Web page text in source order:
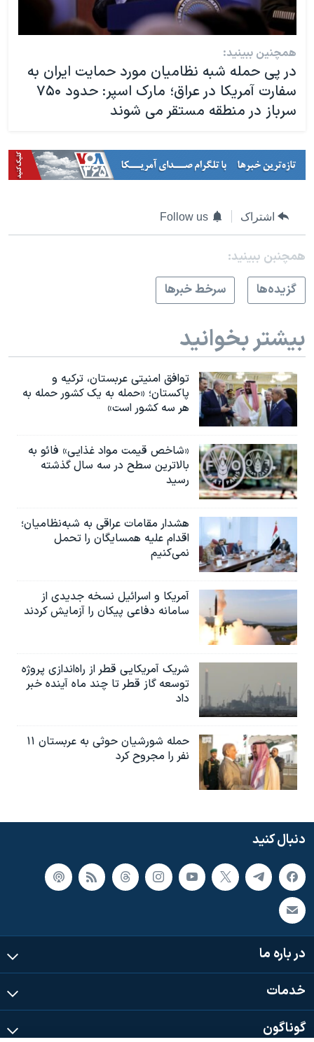
همچنین ببینید:
در پی حمله شبه نظامیان مورد حمایت ایران به
سفارت آمریکا در عراق؛ مارک اسپر: حدود ۷۵۰
سرباز در منطقه مستقر می شوند
اشتراک Follow us
همچنبن ببینید:
گزيده‌ها
سرخط خبرها
بیشتر بخوانید
توافق امنیتی عربستان، ترکیه و
پاکستان؛ «حمله به یک کشور حمله به
هر سه کشور است»
«شاخص قیمت مواد غذایی» فائو به
بالاترین سطح در سه سال گذشته
رسید
هشدار مقامات عراقی به شبه‌نظامیان؛
اقدام علیه همسایگان را تحمل
نمی‌کنیم
آمریکا و اسرائیل نسخه جدیدی از
سامانه دفاعی پیکان را آزمایش کردند
شریک آمریکایی قطر از راه‌اندازی پروژه
توسعه گاز قطر تا چند ماه آینده خبر
داد
حمله شورشیان حوثی به عربستان ۱۱
نفر را مجروح کرد
دنبال کنید
در باره ما
خدمات
گوناگون